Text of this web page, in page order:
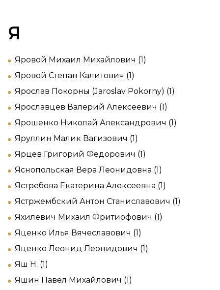
Я
Яровой Михаил Михайлович (1)
Яровой Степан Калитович (1)
Ярослав Покорны (Jaroslav Pokorny) (1)
Ярославцев Валерий Алексеевич (1)
Ярошенко Николай Александрович (1)
Яруллин Малик Вагизович (1)
Ярцев Григорий Федорович (1)
Яснопольская Вера Леонидовна (1)
Ястребова Екатерина Алексеевна (1)
Ястржембский Антон Станиславович (1)
Яхилевич Михаил Фритиофович (1)
Яценко Илья Вячеславович (1)
Яценко Леонид Леонидович (1)
Яш Н. (1)
Яшин Павел Михайлович (1)